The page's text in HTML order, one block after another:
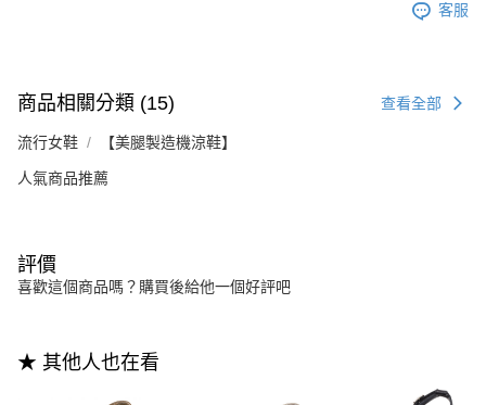
客服
商品相關分類 (15) 查看全部
流行女鞋 【美腿製造機涼鞋】
人氣商品推薦
評價
喜歡這個商品嗎？購買後給他一個好評吧
★ 其他人也在看